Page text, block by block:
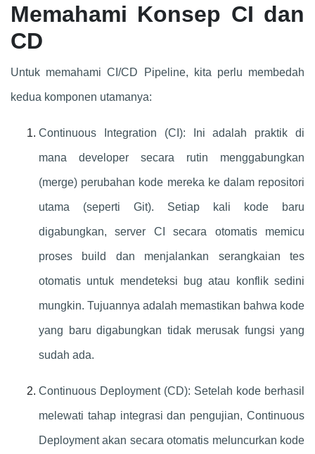
Memahami Konsep CI dan
CD
Untuk memahami CI/CD Pipeline, kita perlu membedah
kedua komponen utamanya:
Continuous Integration (CI): Ini adalah praktik di
mana developer secara rutin menggabungkan
(merge) perubahan kode mereka ke dalam repositori
utama (seperti Git). Setiap kali kode baru
digabungkan, server CI secara otomatis memicu
proses build dan menjalankan serangkaian tes
otomatis untuk mendeteksi bug atau konflik sedini
mungkin. Tujuannya adalah memastikan bahwa kode
yang baru digabungkan tidak merusak fungsi yang
sudah ada.
Continuous Deployment (CD): Setelah kode berhasil
melewati tahap integrasi dan pengujian, Continuous
Deployment akan secara otomatis meluncurkan kode